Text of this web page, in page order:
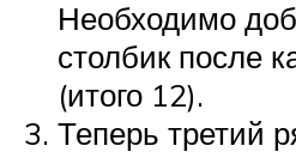
Необходимо
столбик после
(итого 12).
Теперь третий